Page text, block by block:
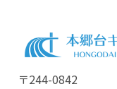
〒244-0842